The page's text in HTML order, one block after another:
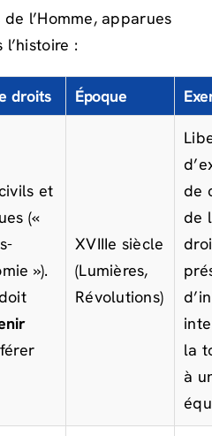
l’Homme, apparues
:
droits Époque
et
(«
»).
XVIIIe siècle
(Lumières,
Révolutions)
de
de
la
à